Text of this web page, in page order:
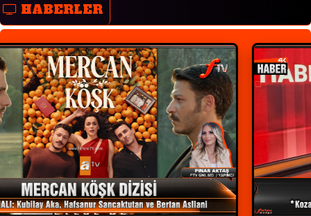
HABERLER